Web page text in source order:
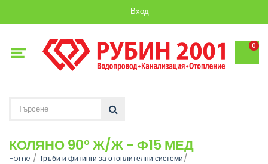
Вход
0
КОЛЯНО 90° Ж/Ж - Ф15 МЕД
Home
Тръби и фитинги за отоплителни системи